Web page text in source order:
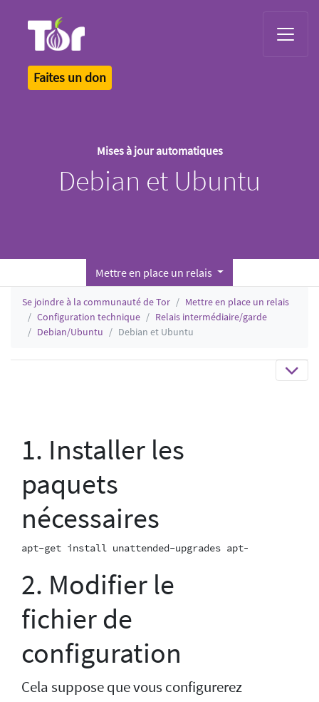
Faites un don
Mises à jour automatiques
Debian et Ubuntu
Mettre en place un relais
Se joindre à la communauté de Tor
Mettre en place un relais
Configuration technique
Relais intermédiaire/garde
Debian/Ubuntu
Debian et Ubuntu
1. Installer les
paquets
nécessaires
2. Modifier le
fichier de
configuration
Cela suppose que vous configurerez